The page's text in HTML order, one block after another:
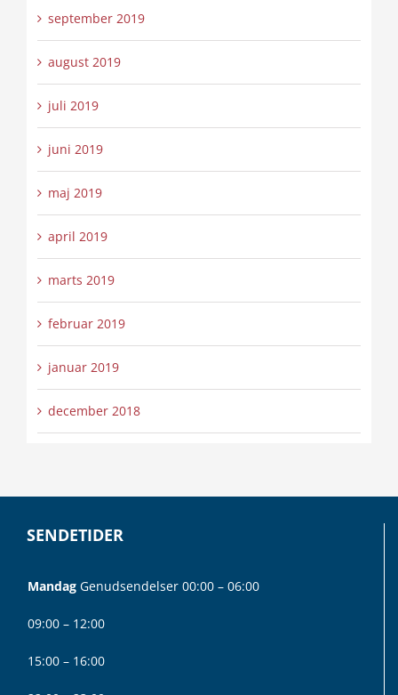
september 2019
august 2019
juli 2019
juni 2019
maj 2019
april 2019
marts 2019
februar 2019
januar 2019
december 2018
SENDETIDER
Mandag Genudsendelser 00:00 – 06:00
09:00 – 12:00
15:00 – 16:00